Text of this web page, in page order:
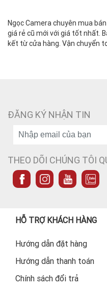
Ngọc Camera chuyên mua
giá rẻ cũ mới với giá tốt nhất.
kết từ cửa hàng. Vận chuyển
ĐĂNG KÝ NHẬN TIN
THEO DÕI CHÚNG TÔI
HỖ TRỢ KHÁCH HÀNG
Hướng dẫn đặt hàng
Hướng dẫn thanh toán
Chính sách đổi trả